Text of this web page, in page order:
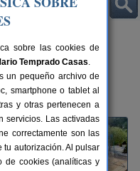
km de Valencia
sobre las cookies de
Temprado Casas.
un pequeño archivo de
smartphone o tablet al
y otras pertenecen a
servicios. Las activadas
correctamente son las
tu autorización. Al pulsar
de cookies (analíticas y